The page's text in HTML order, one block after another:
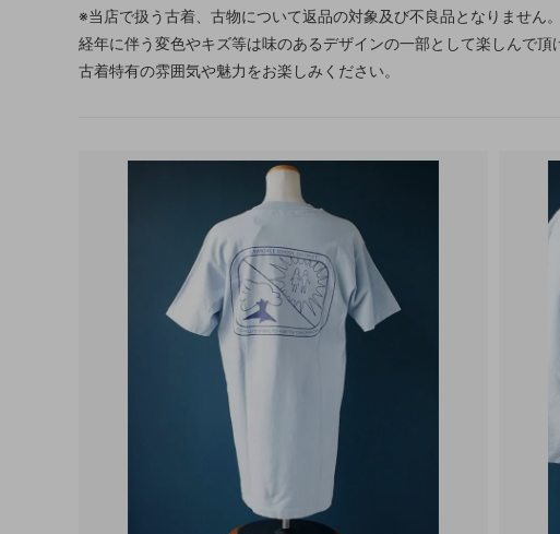
※当店で扱う古着、古物について返品の対象及び不良品となりません。
経年に伴う変色やキズ等は味のあるデザインの一部として楽しんで頂
古着特有の雰囲気や魅力をお楽しみください。